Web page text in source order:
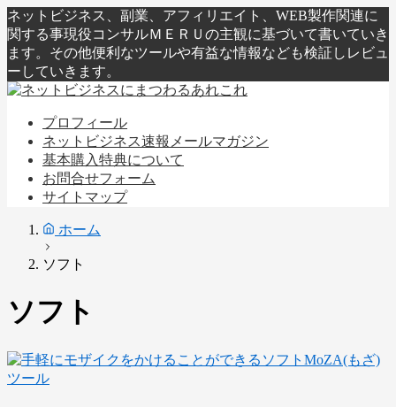
ネットビジネス、副業、アフィリエイト、WEB製作関連に
関する事現役コンサルＭＥＲＵの主観に基づいて書いていき
ます。その他便利なツールや有益な情報なども検証しレビュ
ーしていきます。
プロフィール
ネットビジネス速報メールマガジン
基本購入特典について
お問合せフォーム
サイトマップ
ホーム
ソフト
ソフト
ツール